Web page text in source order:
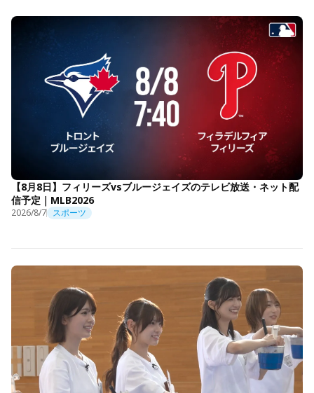
【8月8日】フィリーズvsブルージェイズのテレビ放送・ネット配
信予定｜MLB2026
2026/8/7 スポーツ